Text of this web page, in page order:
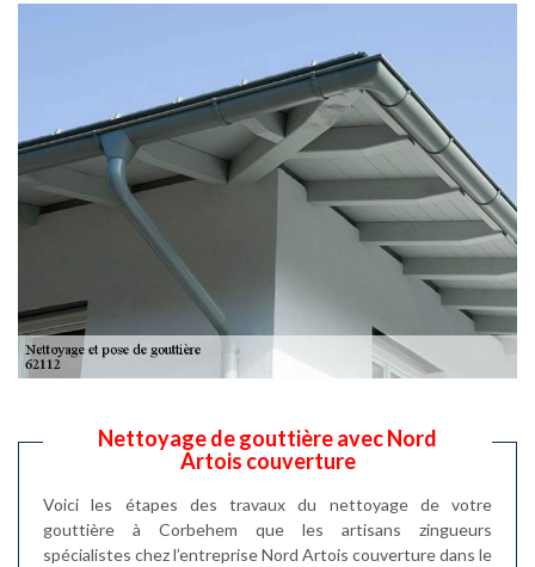
Nettoyage de gouttière avec Nord
Artois couverture
Voici les étapes des travaux du nettoyage de votre
gouttière à Corbehem que les artisans zingueurs
spécialistes chez l’entreprise Nord Artois couverture dans le